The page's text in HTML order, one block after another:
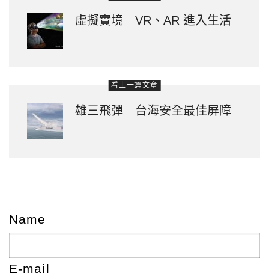
虛擬實境 VR、AR 進入生活
看上一篇文章
雄三飛彈 台海安全最佳屏障
Name
E-mail